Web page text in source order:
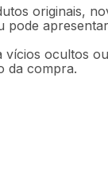
originais,
vícios ocultos
da compra.